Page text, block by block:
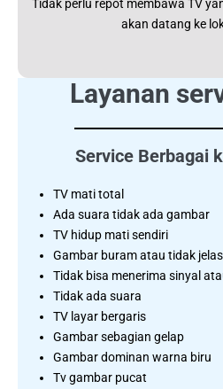
Tidak perlu repot membawa TV
akan datang ke
Layanan
Service Berbagai
TV mati total
Ada suara tidak ada gambar
TV hidup mati sendiri
Gambar buram atau tidak jelas
Tidak bisa menerima sinyal
Tidak ada suara
TV layar bergaris
Gambar sebagian gelap
Gambar dominan warna biru
Tv gambar pucat